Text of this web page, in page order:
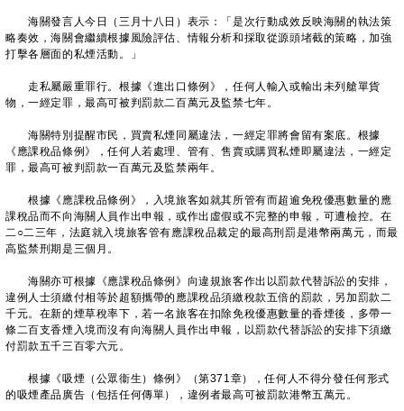
海關發言人今日（三月十八日）表示：「是次行動成效反映海關的執法策
略奏效，海關會繼續根據風險評估、情報分析和採取從源頭堵截的策略，加強
打擊各層面的私煙活動。」
走私屬嚴重罪行。根據《進出口條例》，任何人輸入或輸出未列艙單貨
物，一經定罪，最高可被判罰款二百萬元及監禁七年。
海關特別提醒市民，買賣私煙同屬違法，一經定罪將會留有案底。根據
《應課稅品條例》，任何人若處理、管有、售賣或購買私煙即屬違法，一經定
罪，最高可被判罰款一百萬元及監禁兩年。
根據《應課稅品條例》，入境旅客如就其所管有而超逾免稅優惠數量的應
課稅品而不向海關人員作出申報，或作出虛假或不完整的申報，可遭檢控。在
二○二三年，法庭就入境旅客管有應課稅品裁定的最高刑罰是港幣兩萬元，而最
高監禁刑期是三個月。
海關亦可根據《應課稅品條例》向違規旅客作出以罰款代替訴訟的安排，
違例人士須繳付相等於超額攜帶的應課稅品須繳稅款五倍的罰款，另加罰款二
千元。在新的煙草稅率下，若一名旅客在扣除免稅優惠數量的香煙後，多帶一
條二百支香煙入境而沒有向海關人員作出申報，以罰款代替訴訟的安排下須繳
付罰款五千三百零六元。
根據《吸煙（公眾衞生）條例》（第371章），任何人不得分發任何形式
的吸煙產品廣告（包括任何傳單），違例者最高可被罰款港幣五萬元。